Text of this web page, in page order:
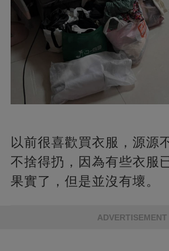
以前很喜歡買衣服，源源
不捨得扔，因為有些衣服
果實了，但是並沒有壞。
ADVERTISEMENT